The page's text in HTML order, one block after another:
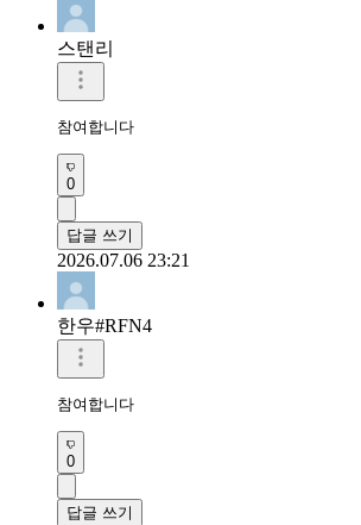
스탠리
참여합니다
0
답글 쓰기
2026.07.06 23:21
한우#RFN4
참여합니다
0
답글 쓰기